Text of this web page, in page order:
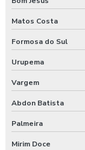
Matos Costa
Formosa do Sul
Urupema
Vargem
Abdon Batista
Palmeira
Mirim Doce